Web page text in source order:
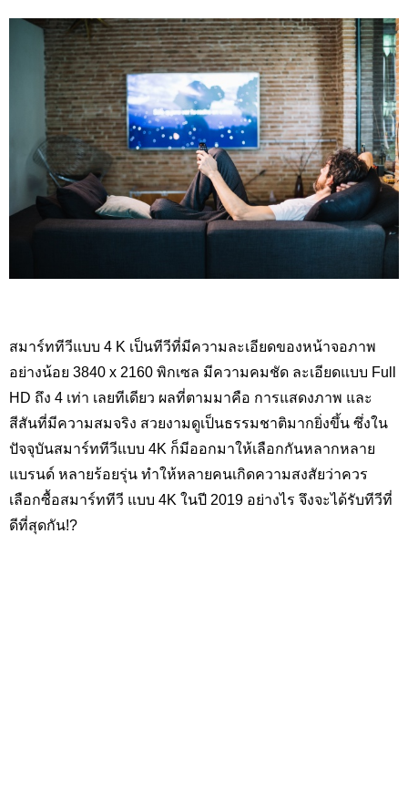
สมาร์ททีวีแบบ 4 K เป็นทีวีที่มีความละเอียดของหน้าจอภาพ
อย่างน้อย 3840 x 2160 พิกเซล มีความคมชัด ละเอียดแบบ Full
HD ถึง 4 เท่า เลยทีเดียว ผลที่ตามมาคือ การแสดงภาพ และ
สีสันที่มีความสมจริง สวยงามดูเป็นธรรมชาติมากยิ่งขึ้น ซึ่งใน
ปัจจุบันสมาร์ททีวีแบบ 4K ก็มีออกมาให้เลือกกันหลากหลาย
แบรนด์ หลายร้อยรุ่น ทำให้หลายคนเกิดความสงสัยว่าควร
เลือกซื้อสมาร์ททีวี แบบ 4K ในปี 2019 อย่างไร จึงจะได้รับทีวีที่
ดีที่สุดกัน!?